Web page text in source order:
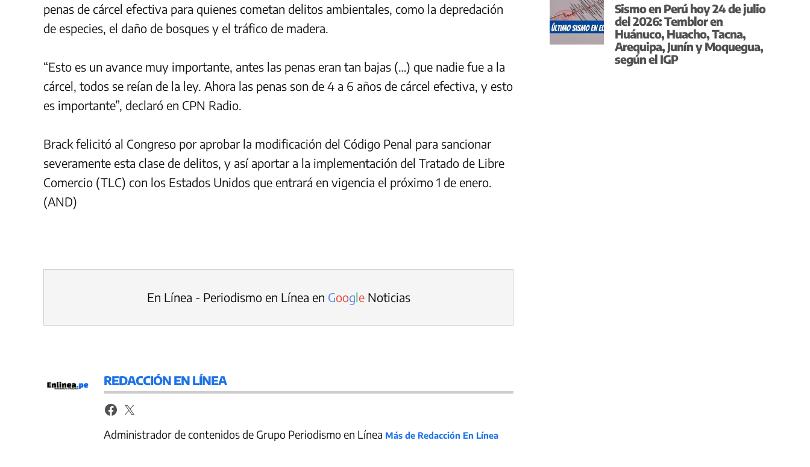
penas de cárcel efectiva para quienes cometan delitos ambientales, como la depredación
de especies, el daño de bosques y el tráfico de madera.
“Esto es un avance muy importante, antes las penas eran tan bajas (…) que nadie fue a la
cárcel, todos se reían de la ley. Ahora las penas son de 4 a 6 años de cárcel efectiva, y esto
es importante”, declaró en CPN Radio.
Brack felicitó al Congreso por aprobar la modificación del Código Penal para sancionar
severamente esta clase de delitos, y así aportar a la implementación del Tratado de Libre
Comercio (TLC) con los Estados Unidos que entrará en vigencia el próximo 1 de enero.
(AND)
En Línea - Periodismo en Línea en GoogleNoticias
REDACCIÓN EN LÍNEA
Administrador de contenidos de Grupo Periodismo en Línea Más de Redacción En Línea
Sismo en Perú hoy 24 de julio
del 2026: Temblor en
Huánuco, Huacho, Tacna,
Arequipa, Junín y Moquegua,
según el IGP